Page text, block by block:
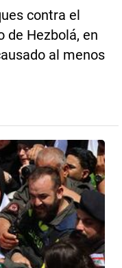
contra el
de Hezbolá, en
al menos